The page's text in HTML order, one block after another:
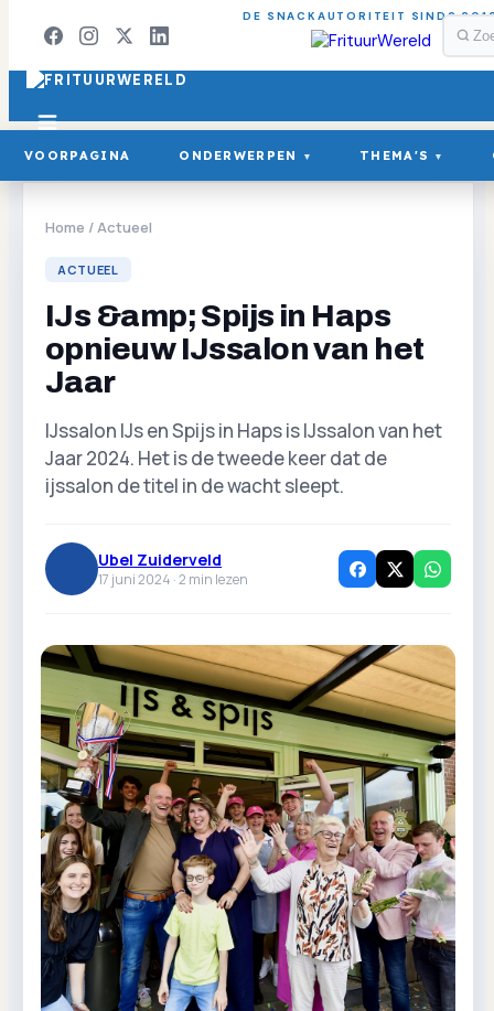
DE SNACKAUTORITEIT SINDS
VOORPAGINA ONDERWERPEN ▾ THEMA'S ▾
Home /Actueel
ACTUEEL
IJs &amp; Spijs in Haps
opnieuw IJssalon van het
Jaar
IJssalon IJs en Spijs in Haps is IJssalon van het
Jaar 2024. Het is de tweede keer dat de
ijssalon de titel in de wacht sleept.
Ubel Zuiderveld
17 juni 2024 ·2 min lezen